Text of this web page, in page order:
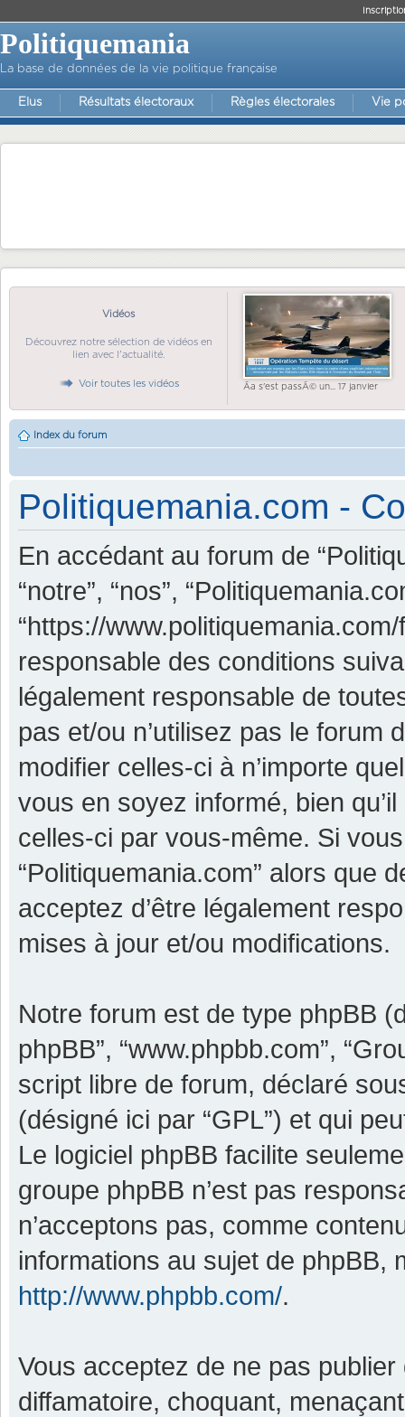
Politiquemania
La base de données de la vie politique française
Elus Résultats électoraux Règles électorales Vie
Vidéos
Découvrez notre sélection de vidéos en
lien avec l'actualité.
Voir toutes les vidéos Ãa s'est passÃ© un... 17 janvier
Index du forum
Politiquemania.com -
En accédant au forum de
“notre”, “nos”,
“https://
responsable des conditions
légalement responsable de
pas et/ou n’utilisez pas le forum
modifier celles-ci à n’importe
vous en soyez informé, bien
celles-ci par vous-même. Si
“Politiquemania.com” alors que
acceptez d’être légalement
mises à jour et/ou modifications.
Notre forum est de type phpBB
phpBB”, “www.phpbb.com”,
script libre de forum, déclaré
(désigné ici par “GPL”) et qui
Le logiciel phpBB facilite
groupe phpBB n’est pas
n’acceptons pas, comme
informations au sujet de phpBB,
http://www.phpbb.com/.
Vous acceptez de ne pas
diffamatoire, choquant,